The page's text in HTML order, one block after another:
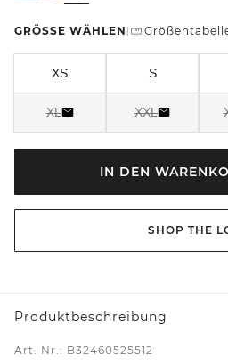
GRÖSSE WÄHLEN
XS S
XL XXL
IN DEN
SHOP THE
Produktbeschreibung
Art. Nr.: B32460525512